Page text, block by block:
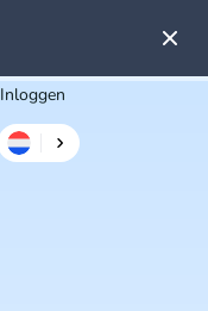
Inloggen